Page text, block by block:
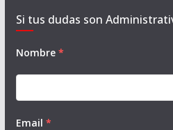
Si tus dudas son
Nombre *
Email *